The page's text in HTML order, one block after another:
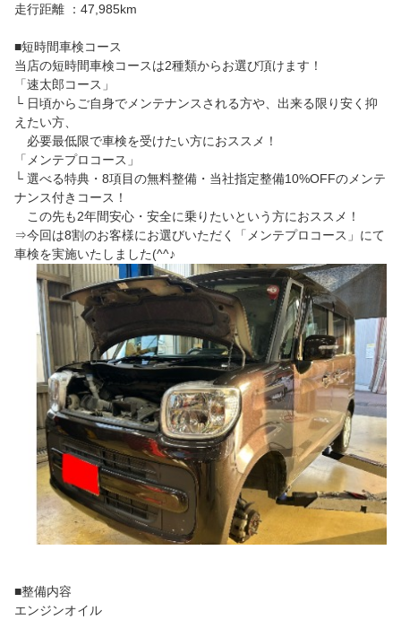
走行距離 ：47,985km
■短時間車検コース
当店の短時間車検コースは2種類からお選び頂けます！
「速太郎コース」
└ 日頃からご自身でメンテナンスされる方や、出来る限り安く抑
えたい方、
必要最低限で車検を受けたい方におススメ！
「メンテプロコース」
└ 選べる特典・8項目の無料整備・当社指定整備10%OFFのメンテ
ナンス付きコース！
この先も2年間安心・安全に乗りたいという方におススメ！
⇒今回は8割のお客様にお選びいただく「メンテプロコース」にて
車検を実施いたしました(^^♪
■整備内容
エンジンオイル